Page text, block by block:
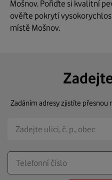
Mošnov. Pořiďte si kvalitní
ověřte pokrytí
místě Mošnov.
Zadáním adresy zjistíte přesnou